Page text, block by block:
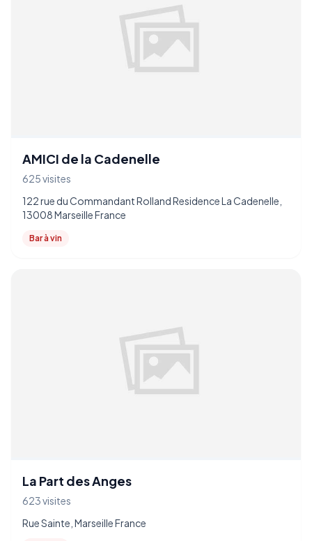
AMICI de la Cadenelle
625 visites
122 rue du Commandant Rolland Residence La Cadenelle,
13008 Marseille France
Bar à vin
La Part des Anges
623 visites
Rue Sainte, Marseille France